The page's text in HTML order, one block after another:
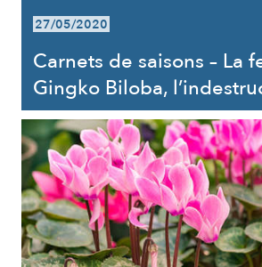
27/05/2020
Carnets de saisons – La
Gingko Biloba,